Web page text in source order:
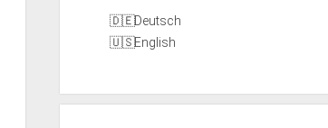
Deutsch
English